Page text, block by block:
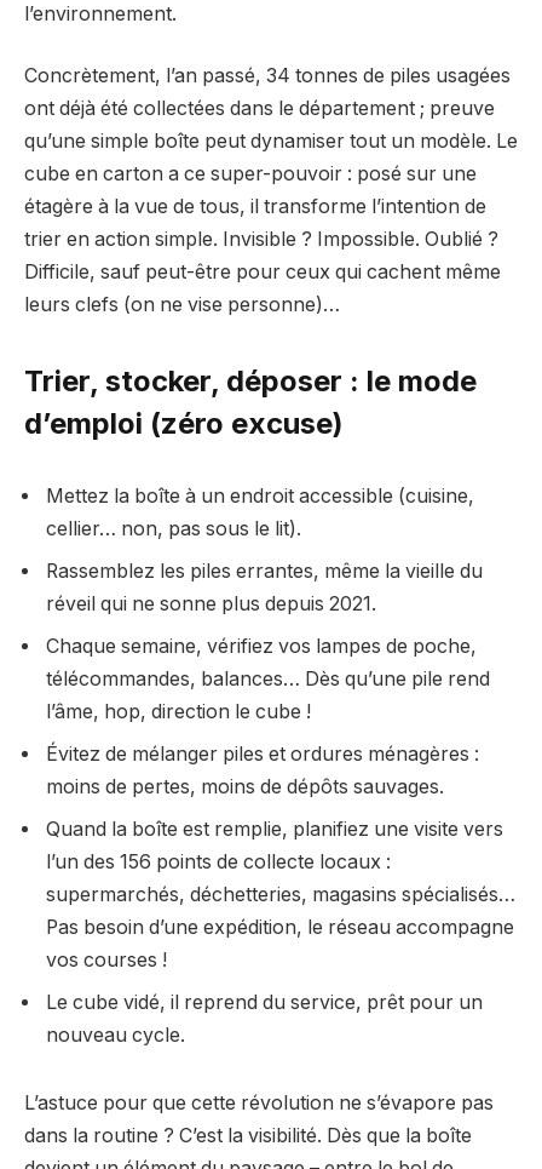
l’environnement.
Concrètement, l’an passé, 34 tonnes de piles usagées
ont déjà été collectées dans le département ; preuve
qu’une simple boîte peut dynamiser tout un modèle. Le
cube en carton a ce super-pouvoir : posé sur une
étagère à la vue de tous, il transforme l’intention de
trier en action simple. Invisible ? Impossible. Oublié ?
Difficile, sauf peut-être pour ceux qui cachent même
leurs clefs (on ne vise personne)…
Trier, stocker, déposer : le mode
d’emploi (zéro excuse)
Mettez la boîte à un endroit accessible (cuisine,
cellier… non, pas sous le lit).
Rassemblez les piles errantes, même la vieille du
réveil qui ne sonne plus depuis 2021.
Chaque semaine, vérifiez vos lampes de poche,
télécommandes, balances… Dès qu’une pile rend
l’âme, hop, direction le cube !
Évitez de mélanger piles et ordures ménagères :
moins de pertes, moins de dépôts sauvages.
Quand la boîte est remplie, planifiez une visite vers
l’un des 156 points de collecte locaux :
supermarchés, déchetteries, magasins spécialisés…
Pas besoin d’une expédition, le réseau accompagne
vos courses !
Le cube vidé, il reprend du service, prêt pour un
nouveau cycle.
L’astuce pour que cette révolution ne s’évapore pas
dans la routine ? C’est la visibilité. Dès que la boîte